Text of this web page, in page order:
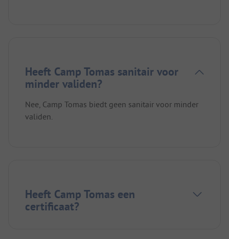
Heeft Camp Tomas sanitair voor
minder validen?
Nee, Camp Tomas biedt geen sanitair voor minder
validen.
Heeft Camp Tomas een
certificaat?